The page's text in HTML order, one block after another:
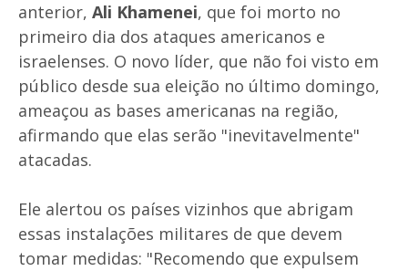
anterior, Ali Khamenei, que foi morto no
primeiro dia dos ataques americanos e
israelenses. O novo líder, que não foi visto em
público desde sua eleição no último domingo,
ameaçou as bases americanas na região,
afirmando que elas serão "inevitavelmente"
atacadas.
Ele alertou os países vizinhos que abrigam
essas instalações militares de que devem
tomar medidas: "Recomendo que expulsem